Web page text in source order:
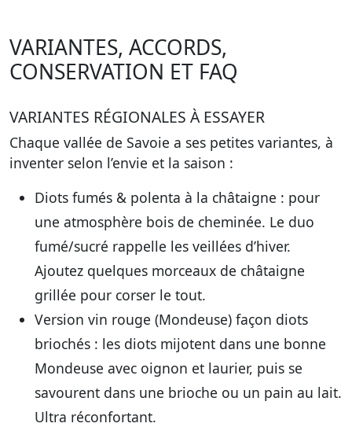
VARIANTES, ACCORDS,
CONSERVATION ET FAQ
VARIANTES RÉGIONALES À ESSAYER
Chaque vallée de Savoie a ses petites variantes, à
inventer selon l’envie et la saison :
Diots fumés & polenta à la châtaigne : pour
une atmosphère bois de cheminée. Le duo
fumé/sucré rappelle les veillées d’hiver.
Ajoutez quelques morceaux de châtaigne
grillée pour corser le tout.
Version vin rouge (Mondeuse) façon diots
briochés : les diots mijotent dans une bonne
Mondeuse avec oignon et laurier, puis se
savourent dans une brioche ou un pain au lait.
Ultra réconfortant.